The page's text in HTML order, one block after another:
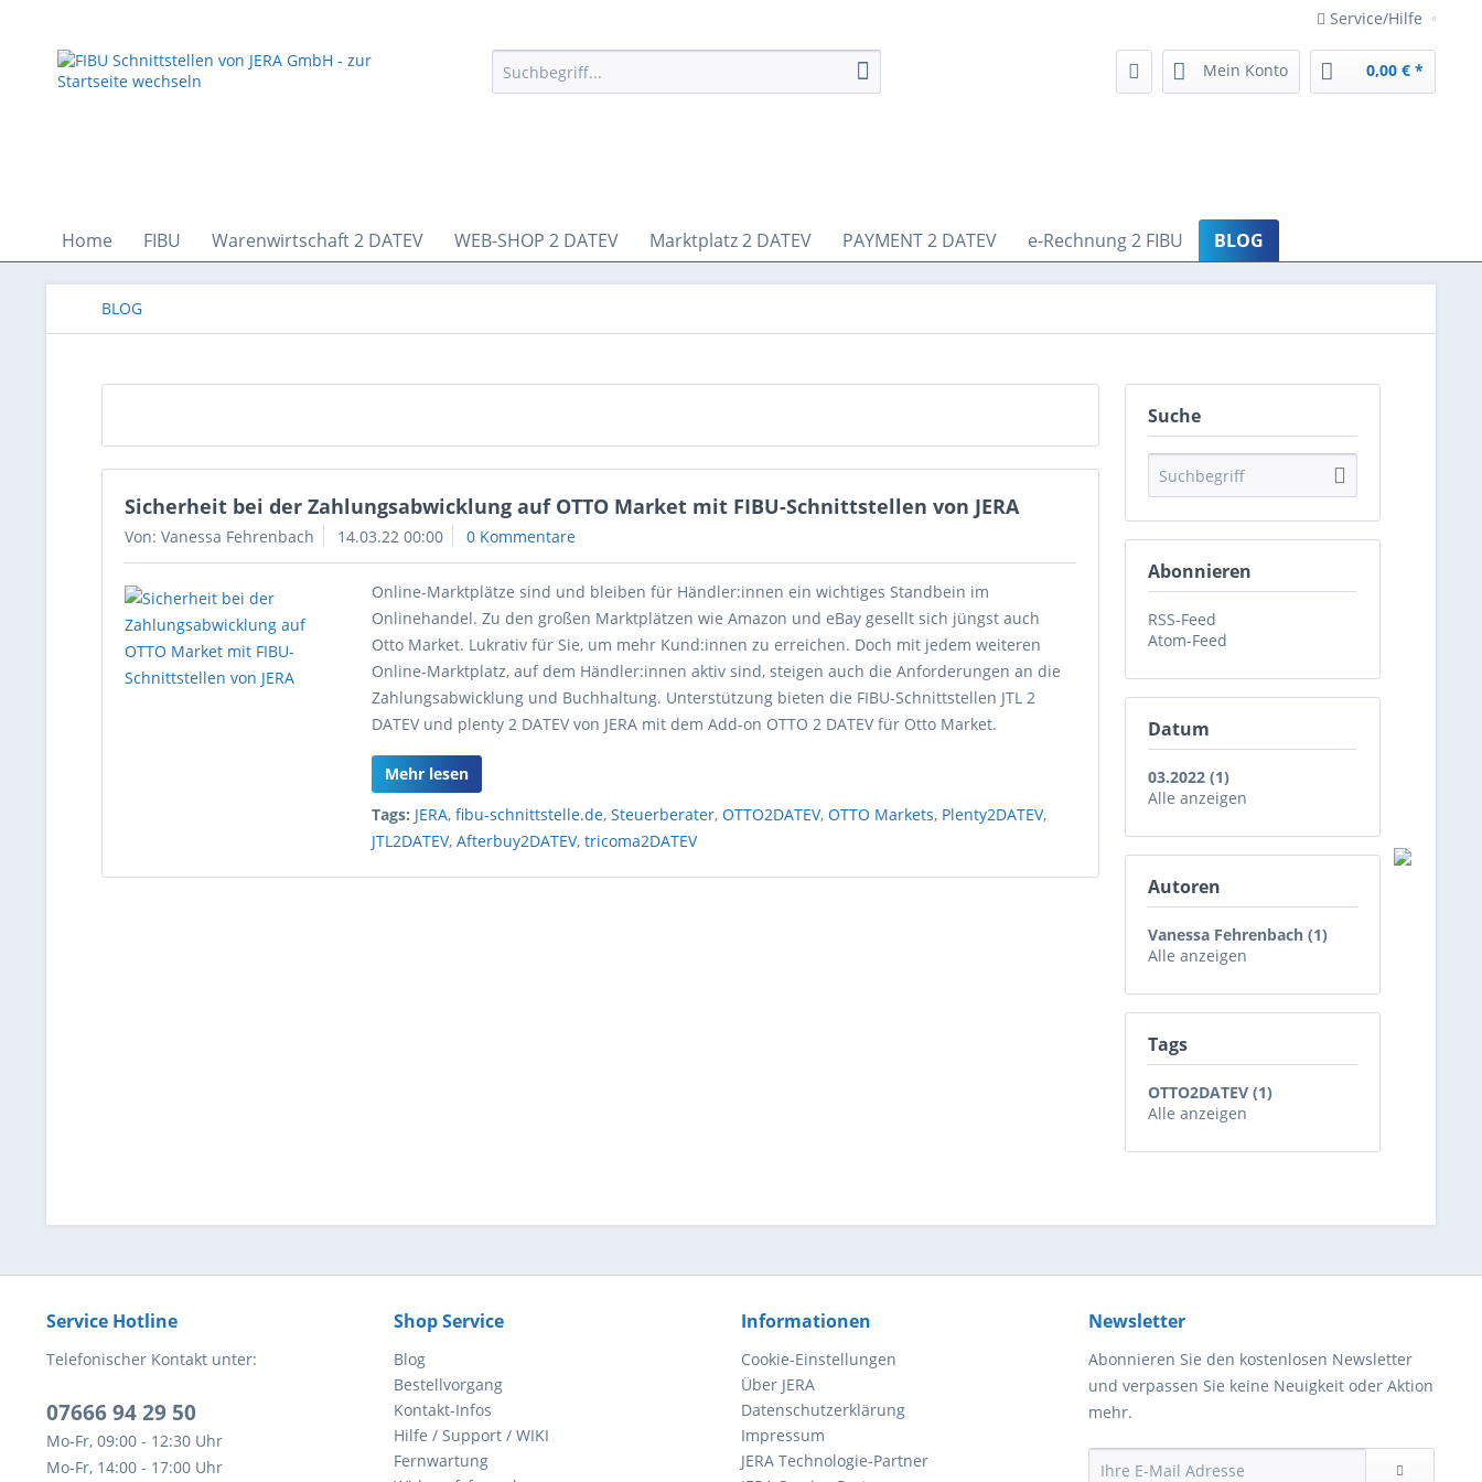
Service/Hilfe
Mein Konto 0,00 € *
Home FIBU Warenwirtschaft 2 DATEV WEB-SHOP 2 DATEV Marktplatz 2 DATEV PAYMENT 2 DATEV e-Rechnung 2 FIBU BLOG
BLOG
Suche
Abonnieren
RSS-Feed
Atom-Feed
Datum
03.2022 (1)
Alle anzeigen
Autoren
Vanessa Fehrenbach (1)
Alle anzeigen
Tags
OTTO2DATEV (1)
Alle anzeigen
Sicherheit bei der Zahlungsabwicklung auf OTTO Market mit FIBU-Schnittstellen von JERA
Von: Vanessa Fehrenbach 14.03.22 00:00 0 Kommentare
Online-Marktplätze sind und bleiben für Händler:innen ein wichtiges Standbein im
Onlinehandel. Zu den großen Marktplätzen wie Amazon und eBay gesellt sich jüngst auch
Otto Market. Lukrativ für Sie, um mehr Kund:innen zu erreichen. Doch mit jedem weiteren
Online-Marktplatz, auf dem Händler:innen aktiv sind, steigen auch die Anforderungen an die
Zahlungsabwicklung und Buchhaltung. Unterstützung bieten die FIBU-Schnittstellen JTL 2
DATEV und plenty 2 DATEV von JERA mit dem Add-on OTTO 2 DATEV für Otto Market.
Mehr lesen
Tags: JERA,fibu-schnittstelle.de,Steuerberater,OTTO2DATEV,OTTO Markets, Plenty2DATEV,
JTL2DATEV,Afterbuy2DATEV,tricoma2DATEV
Service Hotline
Telefonischer Kontakt unter:
07666 94 29 50
Mo-Fr, 09:00 - 12:30 Uhr
Mo-Fr, 14:00 - 17:00 Uhr
Shop Service
Blog
Bestellvorgang
Kontakt-Infos
Hilfe / Support / WIKI
Fernwartung
Informationen
Cookie-Einstellungen
Über JERA
Datenschutzerklärung
Impressum
JERA Technologie-Partner
Newsletter
Abonnieren Sie den kostenlosen Newsletter
und verpassen Sie keine Neuigkeit oder Aktion
mehr.